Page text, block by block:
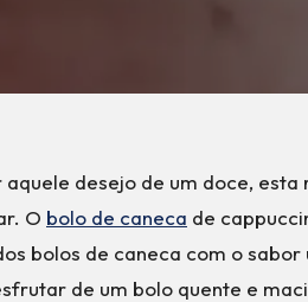
desejo de um doce, esta
O bolo de caneca de
bolos de caneca com o sabor
de um bolo quente e